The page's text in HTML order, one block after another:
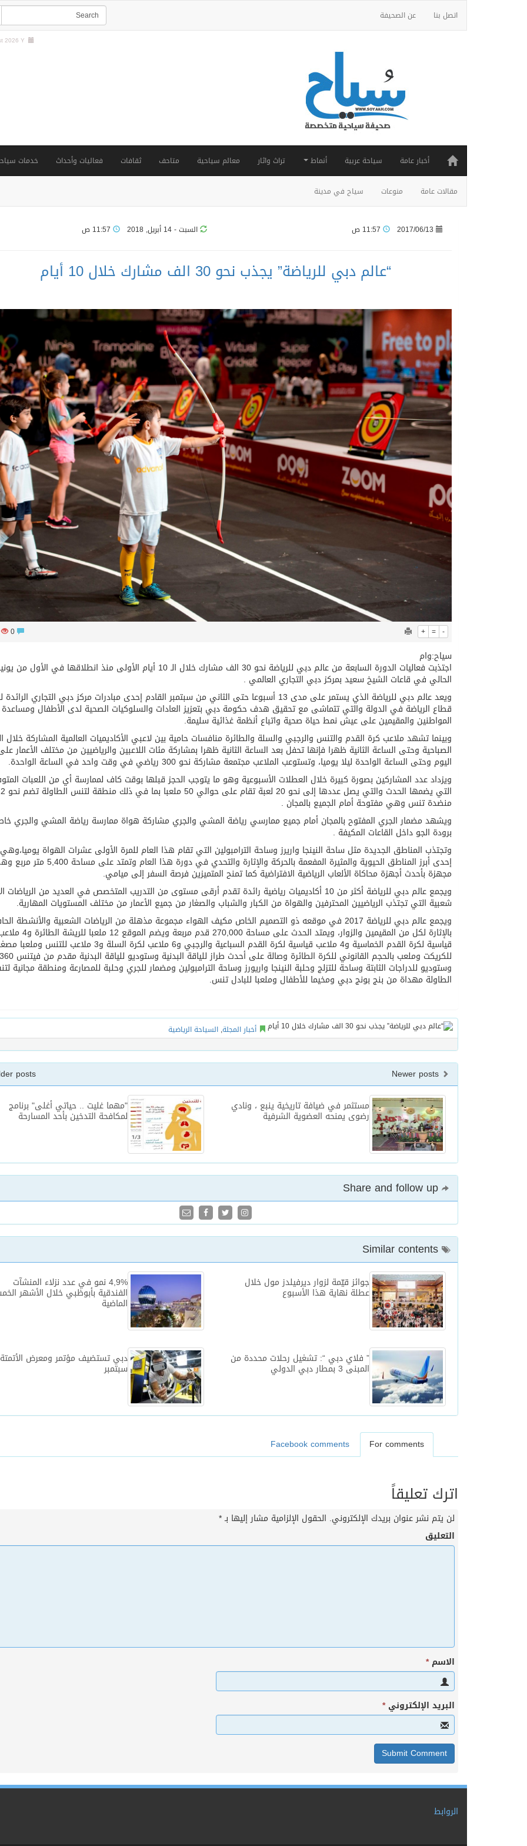
اتصل بنا عن الصحيفة
2026 Y |
أخبار عامة سياحة عربية أنماط تراث واثار معالم سياحية متاحف ثقافات فعاليات وأحداث خدمات
مقالات عامة منوعات سياح في مدينة
2017/06/13 السبت - 14 أبريل, 2018
“عالم دبي للرياضة” يجذب نحو 30 الف مشارك خلال 10 أيام
+ = -
سياح:وام
اجتذبت فعاليات الدورة السابعة من عالم دبي للرياضة نحو 30 الف مشارك خلال الـ 10 أيام الأولى منذ انطلاقها في الأول من
الحالي في قاعات الشيخ سعيد بمركز دبي التجاري العالمي .
ويعد عالم دبي للرياضة الذي يستمر على مدى 13 أسبوعا حتى الثاني من سبتمبر القادم إحدى مبادرات مركز دبي التجاري
قطاع الرياضة في الدولة والتي تتماشى مع تحقيق هدف حكومة دبي بتعزيز العادات والسلوكيات الصحية لدى الأطفال ومساعدة
المواطنين والمقيمين على عيش نمط حياة صحية واتباع أنظمة غذائية سليمة.
وبينما تشهد ملاعب كرة القدم والتنس والرجبي والسلة والطائرة منافسات حامية بين لاعبي الأكاديميات العالمية المشاركة خلال
الصباحية وحتى الساعة الثانية ظهرا فإنها تحفل بعد الساعة الثانية ظهرا بمشاركة مئات اللاعبين والرياضيين من مختلف الأعمار
اليوم وحتى الساعة الواحدة ليلا يوميا، وتستوعب الملاعب مجتمعة مشاركة نحو 300 رياضي في وقت واحد في الساعة الواحدة.
ويزداد عدد المشاركين بصورة كبيرة خلال العطلات الأسبوعية وهو ما يتوجب الحجز قبلها بوقت كاف لممارسة أي من اللعبات
التي يضمها الحدث والتي يصل عددها
منضدة تنس وهي مفتوحة أمام الجميع بالمجان .
ويشهد مضمار الجري المفتوح بالمجان أمام جميع ممارسي رياضة المشي والجري مشاركة هواة ممارسة رياضة المشي والجري
برودة الجو داخل القاعات المكيفة .
وتجتذب المناطق الجديدة مثل ساحة النينجا واريرز وساحة الترامبولين التي تقام هذا العام للمرة الأولى عشرات الهواة يوميا،وهي
إحدى أبرز المناطق الحيوية والمثيرة المفعمة بالحركة والإثارة والتحدي في دورة هذا العام وتمتد على
مجهزة بأحدث أجهزة محاكاة الألعاب الرياضية الافتراضية كما تمنح المتميزين فرصة السفر إلى ميامي.
ويجمع عالم دبي للرياضة أكثر من 10 أكاديميات رياضية رائدة تقدم أرقى مستوى من التدريب المتخصص في العديد من الرياضات
شعبية التي تجتذب الرياضيين المحترفين والهواة من الكبار والشباب والصغار من جميع الأعمار من مختلف المستويات المهارية.
ويجمع عالم دبي للرياضة 2017 في موقعه ذو التصميم الخاص مكيف الهواء مجموعة مذهلة من الرياضات الشعبية والأنشطة
بالإثارة لكل من المقيمين والزوار، ويمتد الحدث على مساحة 270,000 قدم مربعة ويضم الموقع 12
قياسية لكرة القدم الخماسية و4 ملاعب قياسية لكرة القدم السباعية والرجبي و6 ملاعب لكرة السلة و3 ملاعب للتنس
للكريكت وملعب بالحجم القانوني للكرة الطائرة وصالة على أحدث طراز للياقة البدنية وستوديو للياقة البدنية مقدم من فيتنس 360
وستوديو للدراجات الثابتة وساحة للتزلج وحلبة النينجا واريورز وساحة الترامبولين ومضمار للجري وحلبة للمصارعة ومنطقة مجانية
الطاولة مهداة من بنج بونج دبي ومخيما للأطفال وملعبا للبادل تنس.
أخبار المجلة, السياحة الرياضية
posts
"مهما غليت .. حياتي أغلى" برنامج
لمكافحة التدخين بأحد المسارحة
مستثمر في ضيافة تاريخية ينبع ، ونادي
رضوى يمنحه العضوية الشرفية
4,9% نمو في عدد نزلاء المنشآت
الفندقية بأبوظبي خلال الأشهر
الماضية
جوائز قيّمة لزوار ديرفيلدز مول خلال
عطلة نهاية هذا الأسبوع
سبتمبر
” فلاي دبي “: تشغيل رحلات محددة من
المبنى 3 بمطار دبي الدولي
For comments
Facebook comments
اترك تعليقاً
لن يتم نشر عنوان بريدك الإلكتروني. الحقول الإلزامية مشار إليها بـ*
التعليق
الاسم*
البريد الإلكتروني*
الروابط